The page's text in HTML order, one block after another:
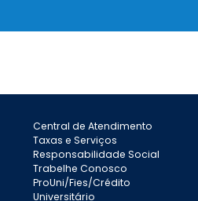
Central de Atendimento
Taxas e Serviços
Responsabilidade Social
Trabelhe Conosco
ProUni/Fies/Crédito
Universitário